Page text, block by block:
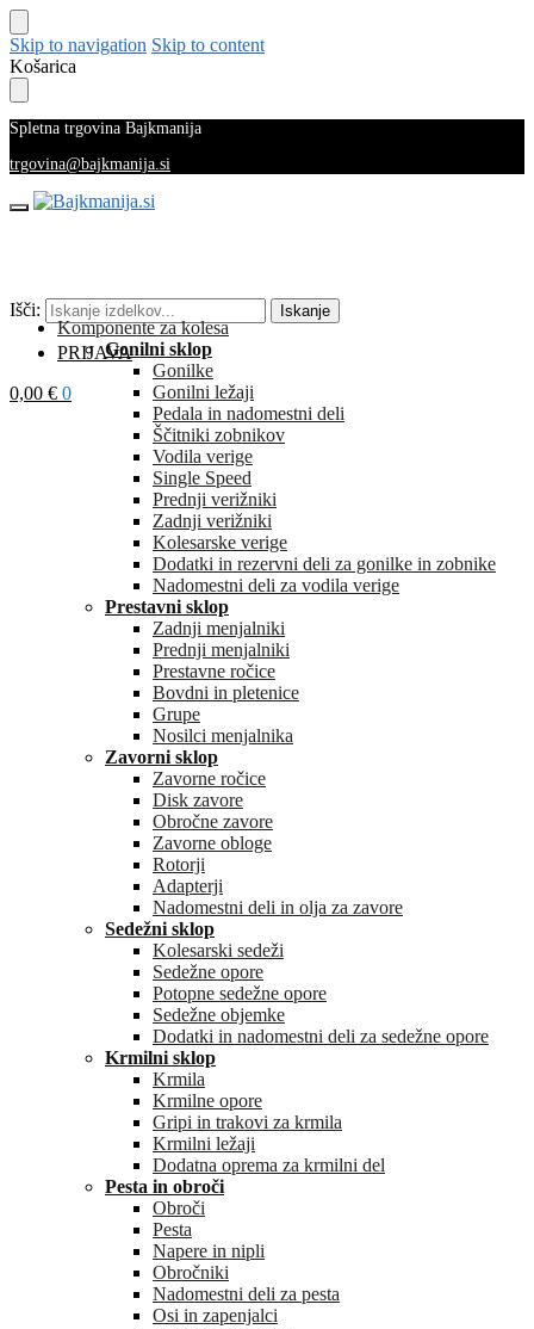
Skip to navigation Skip to content
Košarica
Spletna trgovina Bajkmanija
trgovina@bajkmanija.si
Išči: Iskanje
PRIJAVA
0,00 € 0
Komponente za kolesa
Gonilni sklop
Gonilke
Gonilni ležaji
Pedala in nadomestni deli
Ščitniki zobnikov
Vodila verige
Single Speed
Prednji verižniki
Zadnji verižniki
Kolesarske verige
Dodatki in rezervni deli za gonilke in zobnike
Nadomestni deli za vodila verige
Prestavni sklop
Zadnji menjalniki
Prednji menjalniki
Prestavne ročice
Bovdni in pletenice
Grupe
Nosilci menjalnika
Zavorni sklop
Zavorne ročice
Disk zavore
Obročne zavore
Zavorne obloge
Rotorji
Adapterji
Nadomestni deli in olja za zavore
Sedežni sklop
Kolesarski sedeži
Sedežne opore
Potopne sedežne opore
Sedežne objemke
Dodatki in nadomestni deli za sedežne opore
Krmilni sklop
Krmila
Krmilne opore
Gripi in trakovi za krmila
Krmilni ležaji
Dodatna oprema za krmilni del
Pesta in obroči
Obroči
Pesta
Napere in nipli
Obročniki
Nadomestni deli za pesta
Osi in zapenjalci